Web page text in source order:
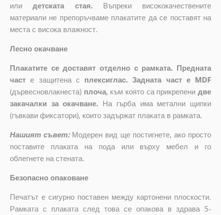
или
детската стая.
Въпреки висококачествените
материали не препоръчваме плакатите да се поставят на
места с висока влажност.
Лесно окачване
Плакатите се доставят отделно с рамката. Предната
част е защитена с плексиглас. Задната част е MDF
(дървесновлакнеста) плоча, към която са прикрепени две
закачалки за окачване. На гърба има метални щипки
(гъвкави фиксатори), които задържат плаката в рамката.
Нашият съвет: Модерен вид ще постигнете, ако просто
поставите плаката на пода или върху мебел и го
облегнете на стената.
Безопасно опаковане
Печатът е сигурно поставен между картонени плоскости.
Рамката с плаката след това се опакова в здрава 5-